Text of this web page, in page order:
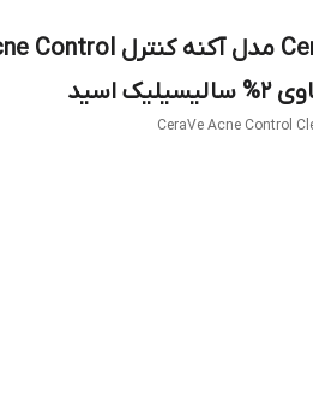
CeraVe Acne Control
چرب